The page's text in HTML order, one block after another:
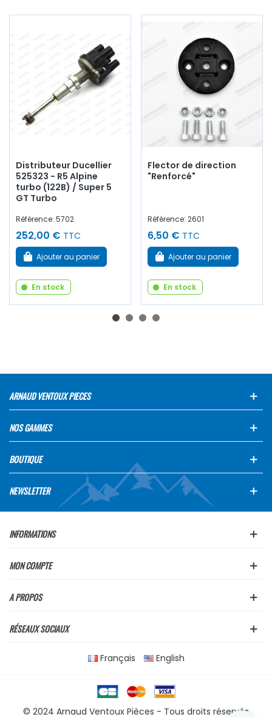
Distributeur Ducellier
525323 - R5 Alpine
turbo (122B) / Super 5
GT Turbo
Référence: 5702
252,00 € TTC
Ajouter au panier
En stock
Flector de direction
"Renforcé"
Référence: 2601
6,50 € TTC
Ajouter au panier
En stock
ARNAUD VENTOUX PIECES
NOS GAMMES
BOUTIQUE
NEWSLETTER
INFORMATIONS
MON COMPTE
A PROPOS
RÉSEAUX SOCIAUX
Français English
© 2024 Arnaud Ventoux Pièces - Tous droits réservés